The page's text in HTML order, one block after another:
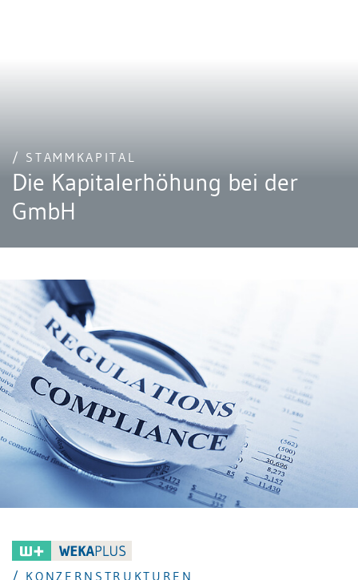
/ STAMMKAPITAL
Die Kapitalerhöhung bei der
GmbH
/ KONZERNSTRUKTUREN